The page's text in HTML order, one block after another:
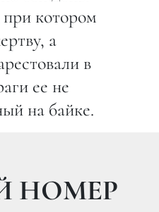
при котором
а
в
ее не
на байке.
НОМЕР